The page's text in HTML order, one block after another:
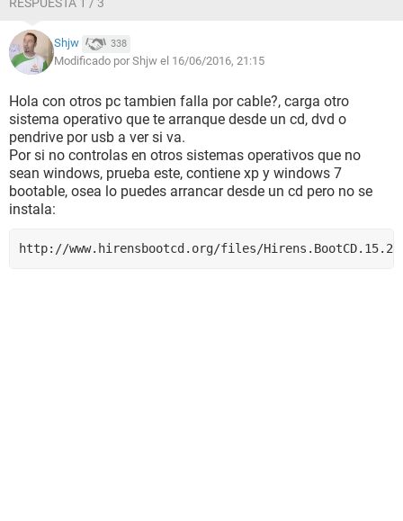
Shjw 338
Modificado por Shjw el 16/06/2016, 21:15
Hola con otros pc tambien falla por cable?, carga otro
sistema operativo que te arranque desde un cd, dvd o
pendrive por usb a ver si va.
Por si no controlas en otros sistemas operativos que no
sean windows, prueba este, contiene xp y windows 7
bootable, osea lo puedes arrancar desde un cd pero no se
instala:
http://www.hirensbootcd.org/files/